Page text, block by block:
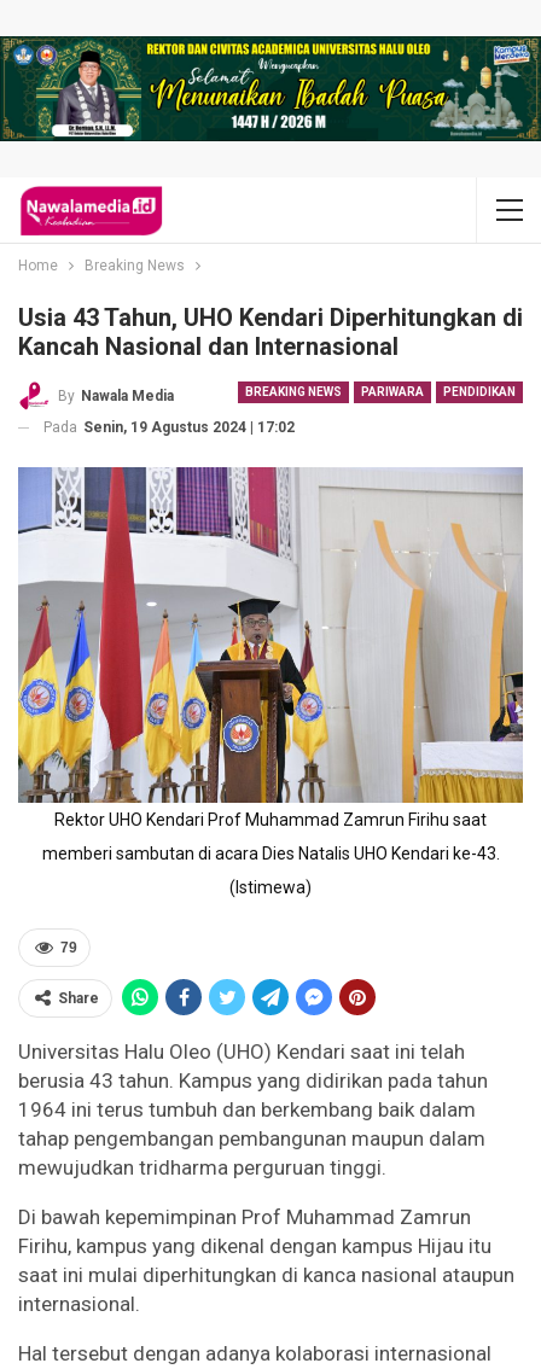
Home Breaking News
Usia 43 Tahun, UHO Kendari Diperhitungkan di
Kancah Nasional dan Internasional
BREAKING NEWS PARIWARA PENDIDIKAN
By Nawala Media
Pada Senin, 19 Agustus 2024 | 17:02
Rektor UHO Kendari Prof Muhammad Zamrun Firihu saat
memberi sambutan di acara Dies Natalis UHO Kendari ke-43.
(Istimewa)
79
Share
Universitas Halu Oleo (UHO) Kendari saat ini telah
berusia 43 tahun. Kampus yang didirikan pada tahun
1964 ini terus tumbuh dan berkembang baik dalam
tahap pengembangan pembangunan maupun dalam
mewujudkan tridharma perguruan tinggi.
Di bawah kepemimpinan Prof Muhammad Zamrun
Firihu, kampus yang dikenal dengan kampus Hijau itu
saat ini mulai diperhitungkan di kanca nasional ataupun
internasional.
Hal tersebut dengan adanya kolaborasi internasional